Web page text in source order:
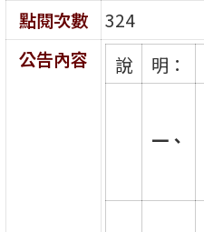
點閱次數
324
公告內容
說 明：
一、